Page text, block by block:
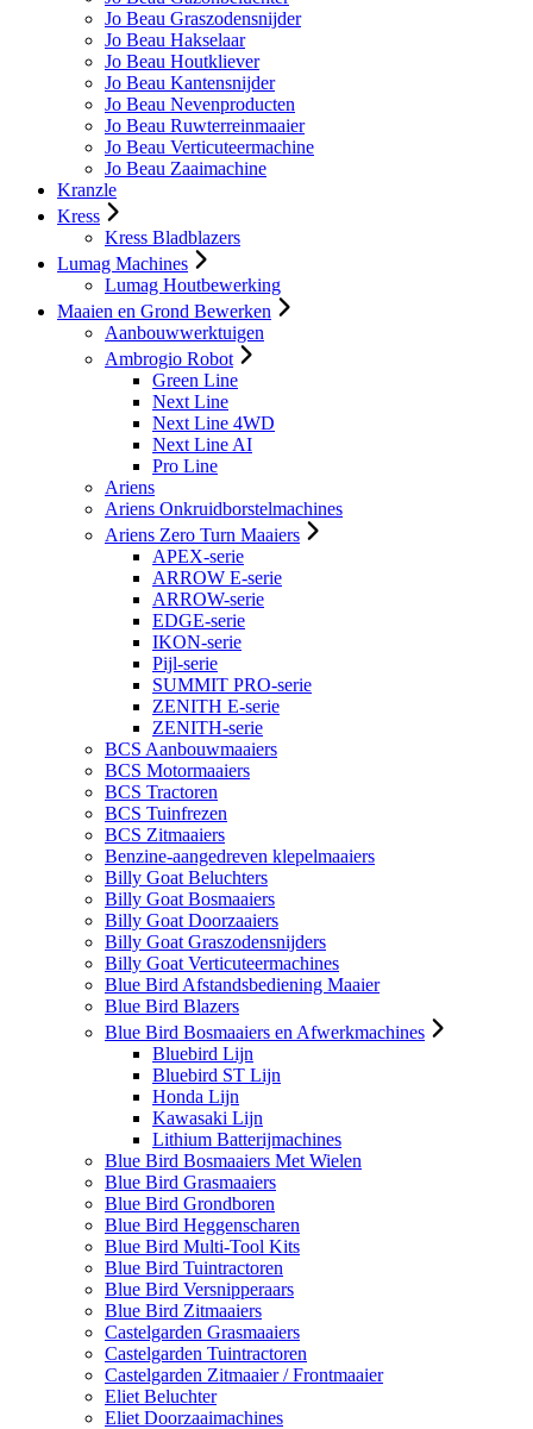
Jo Beau Graszodensnijder
Jo Beau Hakselaar
Jo Beau Houtkliever
Jo Beau Kantensnijder
Jo Beau Nevenproducten
Jo Beau Ruwterreinmaaier
Jo Beau Verticuteermachine
Jo Beau Zaaimachine
Kranzle
Kress
Kress Bladblazers
Lumag Machines
Lumag Houtbewerking
Maaien en Grond Bewerken
Aanbouwwerktuigen
Ambrogio Robot
Green Line
Next Line
Next Line 4WD
Next Line AI
Pro Line
Ariens
Ariens Onkruidborstelmachines
Ariens Zero Turn Maaiers
APEX-serie
ARROW E-serie
ARROW-serie
EDGE-serie
IKON-serie
Pijl-serie
SUMMIT PRO-serie
ZENITH E-serie
ZENITH-serie
BCS Aanbouwmaaiers
BCS Motormaaiers
BCS Tractoren
BCS Tuinfrezen
BCS Zitmaaiers
Benzine-aangedreven klepelmaaiers
Billy Goat Beluchters
Billy Goat Bosmaaiers
Billy Goat Doorzaaiers
Billy Goat Graszodensnijders
Billy Goat Verticuteermachines
Blue Bird Afstandsbediening Maaier
Blue Bird Blazers
Blue Bird Bosmaaiers en Afwerkmachines
Bluebird Lijn
Bluebird ST Lijn
Honda Lijn
Kawasaki Lijn
Lithium Batterijmachines
Blue Bird Bosmaaiers Met Wielen
Blue Bird Grasmaaiers
Blue Bird Grondboren
Blue Bird Heggenscharen
Blue Bird Multi-Tool Kits
Blue Bird Tuintractoren
Blue Bird Versnipperaars
Blue Bird Zitmaaiers
Castelgarden Grasmaaiers
Castelgarden Tuintractoren
Castelgarden Zitmaaier / Frontmaaier
Eliet Beluchter
Eliet Doorzaaimachines